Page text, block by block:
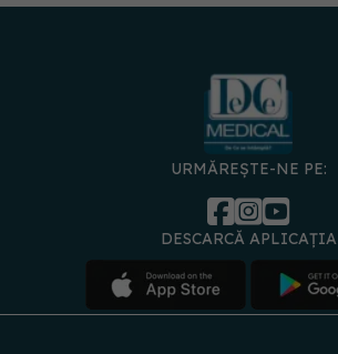
URMĂREȘTE-NE PE:
DESCARCĂ APLICAȚIA